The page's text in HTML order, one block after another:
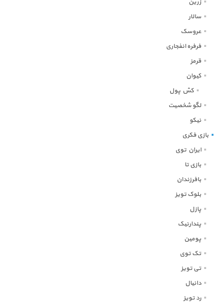
زرین
سالار
عروسک
فرفره انفجاری
قرمز
کیوان
کش پول
لگو شخصیت
نیکو
بازی فکری
ایران توی
بازی تا
بافرزندان
بلوک تویز
پازل
پندارنیک
پومین
تک توی
تی تویز
دانیال
رد تویز